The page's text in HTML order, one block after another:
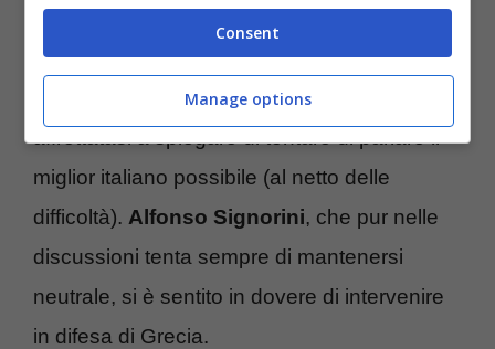
Una frase, quella pronunciata da Luzzi, che
non è andata minimamente giù alla rivale,
affrettatasi a spiegare di tentare di parlare il
miglior italiano possibile (al netto delle
difficoltà). Alfonso Signorini, che pur nelle
discussioni tenta sempre di mantenersi
neutrale, si è sentito in dovere di intervenire
in difesa di Grecia.
Consent
Manage options